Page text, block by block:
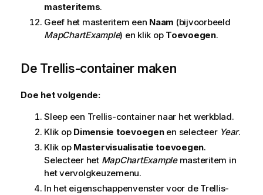
masteritems.
Geef het masteritem een Naam (bijvoorbeeld
MapChartExample) en klik op Toevoegen.
De Trellis-container maken
Doe het volgende:
Sleep een Trellis-container naar het werkblad.
Klik op Dimensie toevoegenen selecteer Year.
Klik op Mastervisualisatie toevoegen.
Selecteer het MapChartExamplemasteritem in
het vervolgkeuzemenu.
In het eigenschappenvenster voor de Trellis-